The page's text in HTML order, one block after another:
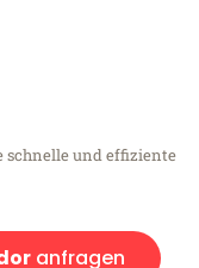
schnelle und effiziente
anfragen